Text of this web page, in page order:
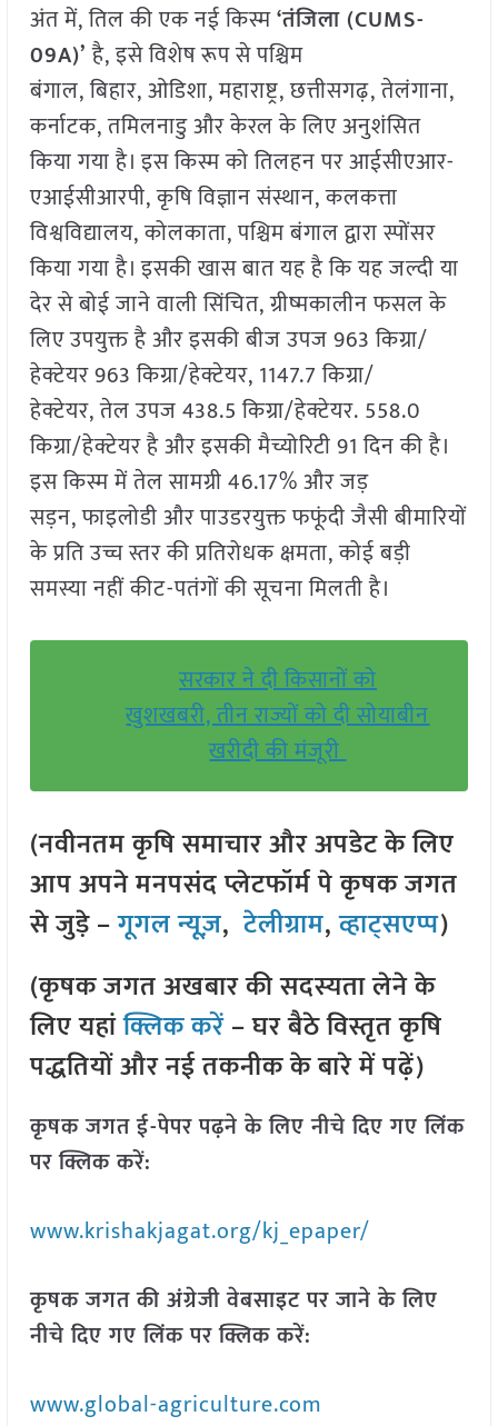
अंत में, तिल की एक नई किस्म‘तंजिला (CUMS-
09A)’है, इसे विशेष रूप से पश्चिम
बंगाल, बिहार, ओडिशा, महाराष्ट्र, छत्तीसगढ़, तेलंगाना,
कर्नाटक, तमिलनाडु और केरल के लिए अनुशंसित
किया गया है। इस किस्म को तिलहन पर आईसीएआर-
एआईसीआरपी, कृषि विज्ञान संस्थान, कलकत्ता
विश्वविद्यालय, कोलकाता, पश्चिम बंगाल द्वारा स्पोंसर
किया गया है। इसकी खास बात यह है कि यह जल्दी या
देर से बोई जाने वाली सिंचित, ग्रीष्मकालीन फसल के
लिए उपयुक्त है और इसकी बीज उपज 963 किग्रा/
हेक्टेयर 963 किग्रा/हेक्टेयर, 1147.7 किग्रा/
हेक्टेयर, तेल उपज 438.5 किग्रा/हेक्टेयर. 558.0
किग्रा/हेक्टेयर है और इसकी मैच्योरिटी 91 दिन की है।
इस किस्म में तेल सामग्री 46.17% और जड़
सड़न, फाइलोडी और पाउडरयुक्त फफूंदी जैसी बीमारियों
के प्रति उच्च स्तर की प्रतिरोधक क्षमता, कोई बड़ी
समस्या नहीं कीट-पतंगों की सूचना मिलती है।
सरकार ने दी किसानों को
खुशखबरी, तीन राज्यों को दी सोयाबीन
खरीदी की मंजूरी
(नवीनतम कृषि समाचार और अपडेट के लिए
आप अपने मनपसंद प्लेटफॉर्म पे कृषक जगत
से जुड़े –गूगल न्यूज़,टेलीग्राम,व्हाट्सएप्प)
(कृषक जगत अखबार की सदस्यता लेने के
लिए यहांक्लिक करें– घर बैठे विस्तृत कृषि
पद्धतियों और नई तकनीक के बारे में पढ़ें)
कृषक जगत ई-पेपर पढ़ने के लिए नीचे दिए गए लिंक
पर क्लिक करें:
www.krishakjagat.org/kj_epaper/
कृषक जगत की अंग्रेजी वेबसाइट पर जाने के लिए
नीचे दिए गए लिंक पर क्लिक करें:
www.global-agriculture.com